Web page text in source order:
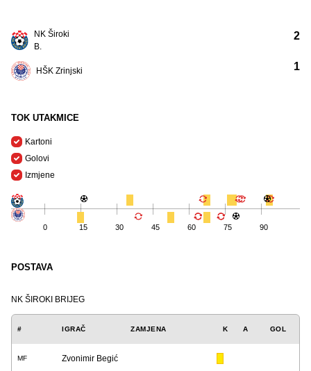
NK Široki
B.
HŠK Zrinjski
2
1
TOK UTAKMICE
Kartoni
Golovi
Izmjene
0 15 30 45 60 75 90
POSTAVA
NK ŠIROKI BRIJEG
# IGRAČ ZAMJENA K A GOL
MF Zvonimir Begić